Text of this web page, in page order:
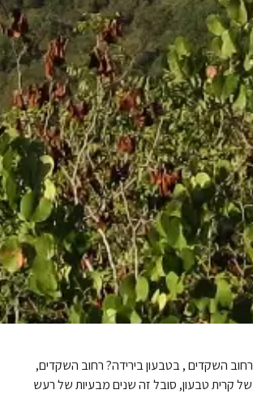
השקדים , בטבעון בירידה? רחוב השקדים,
קרית טבעון, סובל זה שנים מבעיות של רעש